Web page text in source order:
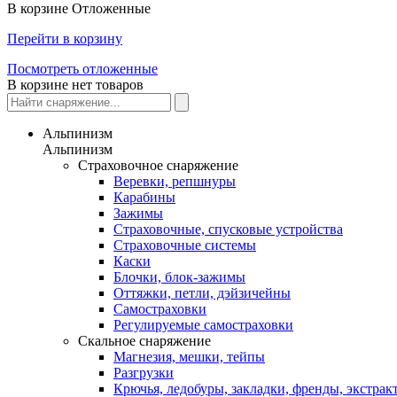
В корзине Отложенные
Перейти в корзину
Посмотреть отложенные
В корзине нет товаров
Альпинизм
Альпинизм
Страховочное снаряжение
Веревки, репшнуры
Карабины
Зажимы
Страховочные, спусковые устройства
Страховочные системы
Каски
Блочки, блок-зажимы
Оттяжки, петли, дэйзичейны
Самостраховки
Регулируемые самостраховки
Скальное снаряжение
Магнезия, мешки, тейпы
Разгрузки
Крючья, ледобуры, закладки, френды,